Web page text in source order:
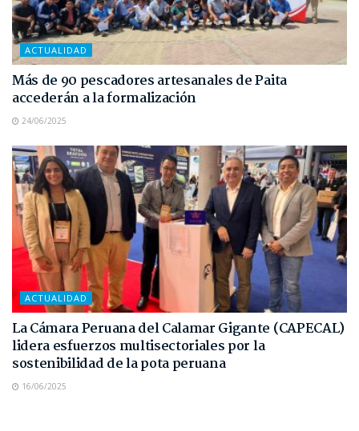
ACTUALIDAD
Más de 90 pescadores artesanales de Paita
accederán a la formalización
24/06/2025
ACTUALIDAD
La Cámara Peruana del Calamar Gigante (CAPECAL)
lidera esfuerzos multisectoriales por la
sostenibilidad de la pota peruana
16/06/2025